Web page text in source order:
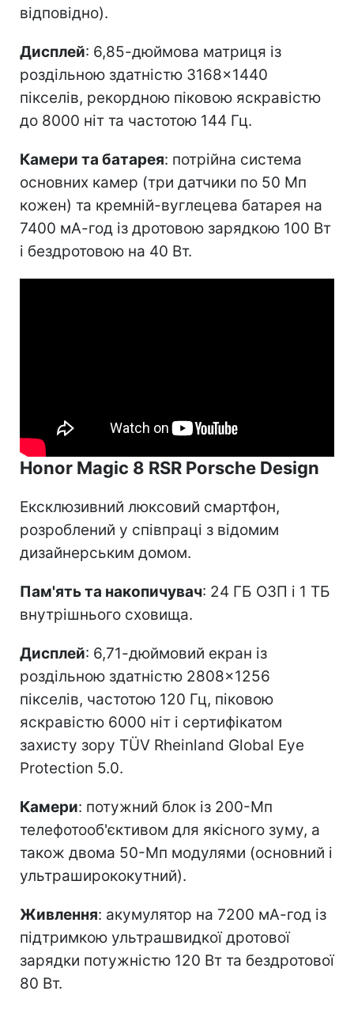
відповідно).
Дисплей: 6,85-дюймова матриця із
роздільною здатністю 3168×1440
пікселів, рекордною піковою яскравістю
до 8000 ніт та частотою 144 Гц.
Камери та батарея: потрійна система
основних камер (три датчики по 50 Мп
кожен) та кремній-вуглецева батарея на
7400 мА-год із дротовою зарядкою 100 Вт
і бездротовою на 40 Вт.
Honor Magic 8 RSR Porsche Design
Ексклюзивний люксовий смартфон,
розроблений у співпраці з відомим
дизайнерським домом.
Пам'ять та накопичувач: 24 ГБ ОЗП і 1 ТБ
внутрішнього сховища.
Дисплей: 6,71-дюймовий екран із
роздільною здатністю 2808×1256
пікселів, частотою 120 Гц, піковою
яскравістю 6000 ніт і сертифікатом
захисту зору TÜV Rheinland Global Eye
Protection 5.0.
Камери: потужний блок із 200-Мп
телефотооб'єктивом для якісного зуму, а
також двома 50-Мп модулями (основний і
ультраширококутний).
Живлення: акумулятор на 7200 мА-год із
підтримкою ультрашвидкої дротової
зарядки потужністю 120 Вт та бездротової
80 Вт.